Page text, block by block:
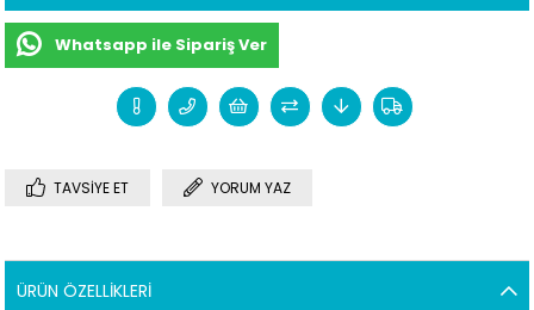
Whatsapp ile Sipariş Ver
TAVSIYE ET YORUM YAZ
ÜRÜN ÖZELLIKLERI